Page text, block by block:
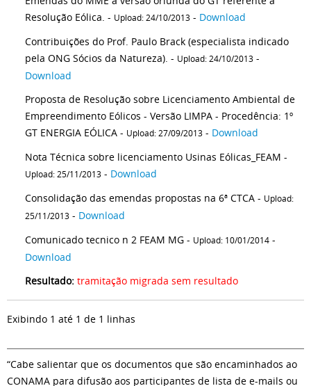
Resolução Eólica. - Upload: 24/10/2013 - Download
Contribuições do Prof. Paulo Brack (especialista indicado
pela ONG Sócios da Natureza). - Upload: 24/10/2013 -
Download
Proposta de Resolução sobre Licenciamento Ambiental de
Empreendimento Eólicos - Versão LIMPA - Procedência: 1º
GT ENERGIA EÓLICA - Upload: 27/09/2013 - Download
Nota Técnica sobre licenciamento Usinas Eólicas_FEAM -
Upload: 25/11/2013 - Download
Consolidação das emendas propostas na 6ª CTCA - Upload:
25/11/2013 - Download
Comunicado tecnico n 2 FEAM MG - Upload: 10/01/2014 -
Download
Resultado: tramitação migrada sem resultado
Exibindo 1 até 1 de 1 linhas
“Cabe salientar que os documentos que são encaminhados ao
CONAMA para difusão aos participantes de lista de e-mails ou